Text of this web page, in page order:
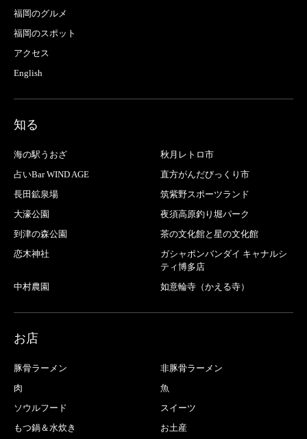
福岡のグルメ
福岡のスポット
アクセス
English
知る
海の駅うおざ
秋月レトロ市
占いBar WIND AGE
直方がんだびっくり市
長田鉱泉場
筑紫野スポーツランド
大濠公園
夜須高原釣り堀パーク
到津の森公園
茶の文化館と星の文化館
恋木神社
ガシャポンバンダイ キャナルシ
ティ博多店
中村農園
如意輪寺（かえる寺）
お店
豚骨ラーメン
非豚骨ラーメン
肉
魚
ソウルフード
スイーツ
もつ鍋＆水炊き
お土産